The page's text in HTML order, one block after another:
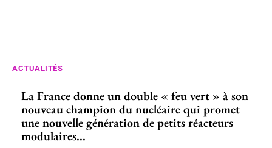
ACTUALITÉS
La France donne un double « feu vert » à son
nouveau champion du nucléaire qui promet
une nouvelle génération de petits réacteurs
modulaires...